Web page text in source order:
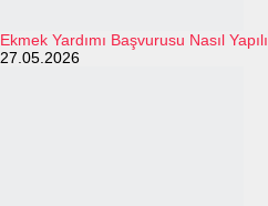
Ekmek Yardımı Başvurusu Nasıl
27.05.2026